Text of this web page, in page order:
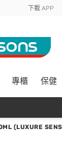
下載 APP
專櫃 保健
(LUXURE